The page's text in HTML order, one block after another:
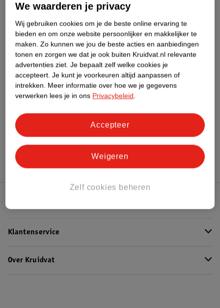
Impact Score.
Meer informatie
Bestel & Bezorginformatie
Bekijk ook
Meer
Klantenservice
Over Kruidvat
We waarderen je privacy
Wij gebruiken cookies om je de beste online ervaring te
bieden en om onze website persoonlijker en makkelijker te
maken. Zo kunnen we jou de beste acties en aanbiedingen
tonen en zorgen we dat je ook buiten Kruidvat.nl relevante
advertenties ziet. Je bepaalt zelf welke cookies je
accepteert. Je kunt je voorkeuren altijd aanpassen of
intrekken. Meer informatie over hoe we je gegevens
verwerken lees je in ons Privacybeleid.
Zelf cookies beheren
Weigeren
Accepteer